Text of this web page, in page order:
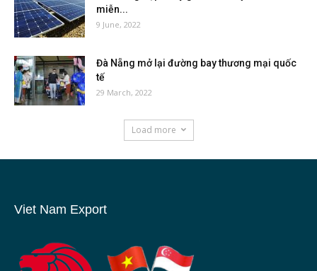
miễn...
9 June, 2022
Đà Nẵng mở lại đường bay thương mại quốc
tế
29 March, 2022
Load more
Viet Nam Export